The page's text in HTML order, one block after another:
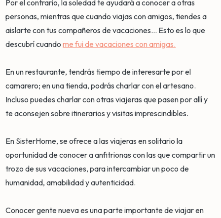
Por el contrario, la soledad te ayudará a conocer a otras
personas, mientras que cuando viajas con amigos, tiendes a
aislarte con tus compañeros de vacaciones... Esto es lo que
descubrí cuandome fui de vacaciones con amigas.
En un restaurante, tendrás tiempo de interesarte por el
camarero; en una tienda, podrás charlar con el artesano.
Incluso puedes charlar con otras viajeras que pasen por allí y
te aconsejen sobre itinerarios y visitas imprescindibles.
En SisterHome, se ofrece a las viajeras en solitario la
oportunidad de conocer a anfitrionas con las que compartir un
trozo de sus vacaciones, para intercambiar un poco de
humanidad, amabilidad y autenticidad.
Conocer gente nueva es una parte importante de viajar en